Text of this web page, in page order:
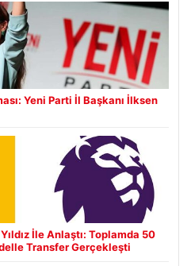
Yeni Parti İl Başkanı İlksen
İle Anlaştı: Toplamda 50
Transfer Gerçekleşti